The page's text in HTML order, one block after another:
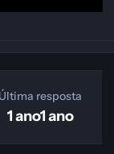
Última resposta
1 ano1 ano